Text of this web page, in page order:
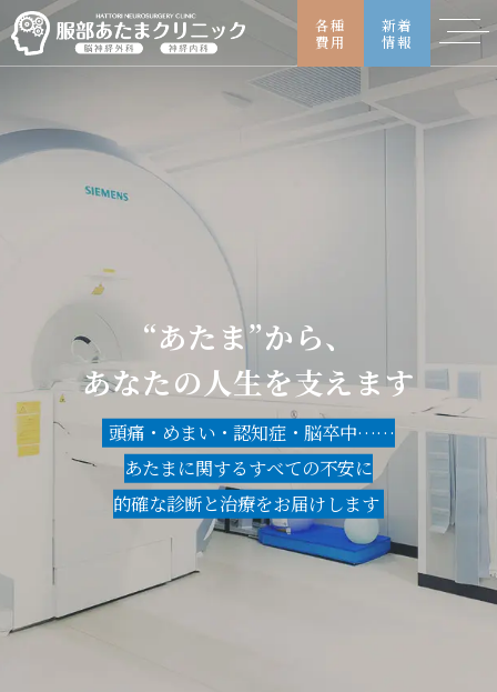
HOME
各種
費用
新着
情報
“あたま”から、
あなたの人生を支えます
頭痛・めまい・認知症・脳卒中……
あたまに関するすべての不安に
的確な診断と治療をお届けします